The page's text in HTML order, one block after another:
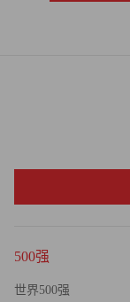
500强
世界500强